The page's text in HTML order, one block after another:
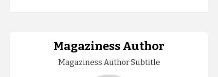
Magaziness Author
Magaziness Author Subtitle